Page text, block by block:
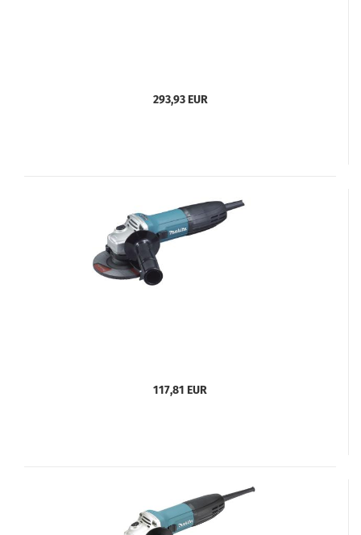
293,93 EUR
117,81 EUR